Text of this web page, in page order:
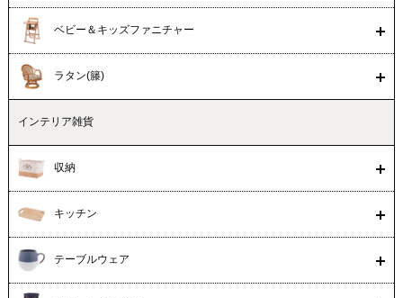
ベビー＆キッズファニチャー
ラタン(籐)
インテリア雑貨
収納
キッチン
テーブルウェア